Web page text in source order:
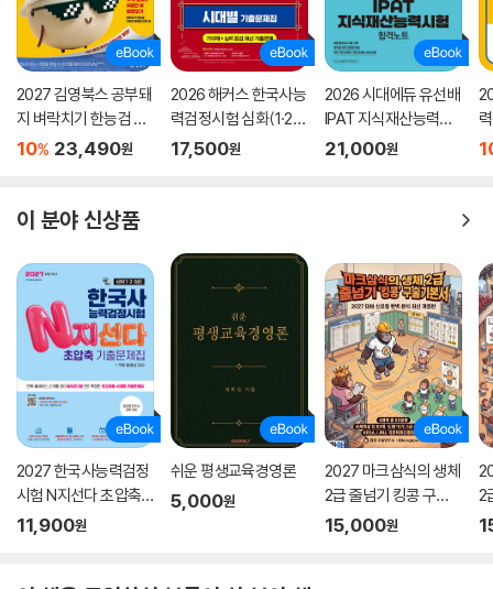
2027 김영북스 공부돼
지 벼락치기 한능검 한
국사능력검정시험 심
10% 23,490원
2026 해커스 한국사능
력검정시험 심화(1·2·3
급) 한능검 시대별 기출
17,500원
2026 시대에듀 유선배
IPAT 지식재산능력시
험 합격노트
21,000원
이 분야 신상품
2027 한국사능력검정
시험 N지선다 초압축
기출문제집 심화(1·2·3
11,900원
쉬운 평생교육경영론
5,000원
2027 마크삼식의 생체
2급 줄넘기 킹콩 구술
기본서
15,000원
2